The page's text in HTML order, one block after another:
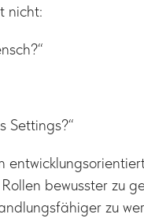
nicht:
Settings?“
bewusster zu
zu